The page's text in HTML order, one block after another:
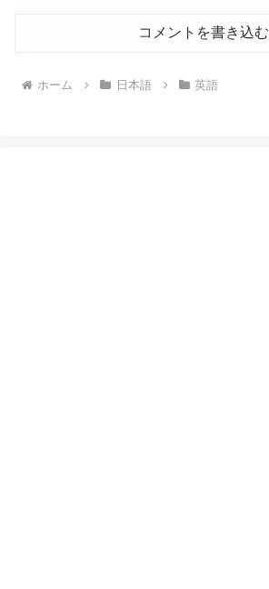
コメントを書き込む
ホーム 日本語 英語